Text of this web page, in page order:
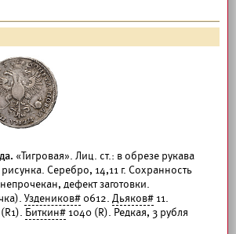
«Тигровая». Лиц. ст.: в обрезе рукава
Серебро, 14,11 г. Сохранность
дефект заготовки.
Уздеников# 0612. Дьяков# 11.
Биткин# 1040 (R). Редкая, 3 рубля